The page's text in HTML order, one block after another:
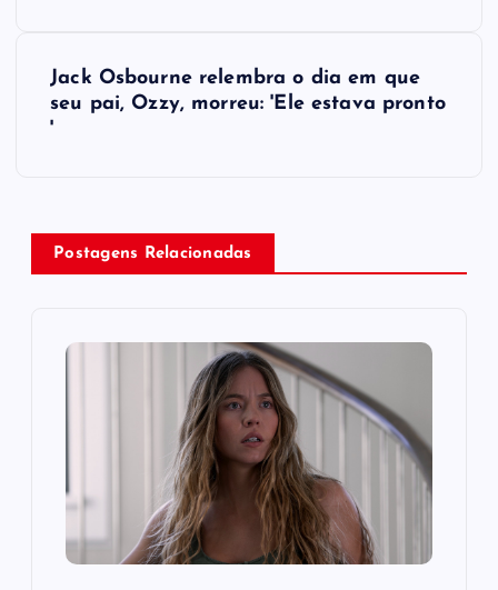
v
Jack Osbourne relembra o dia em que
seu pai, Ozzy, morreu: ​'Ele estava pronto​
'
Postagens Relacionadas